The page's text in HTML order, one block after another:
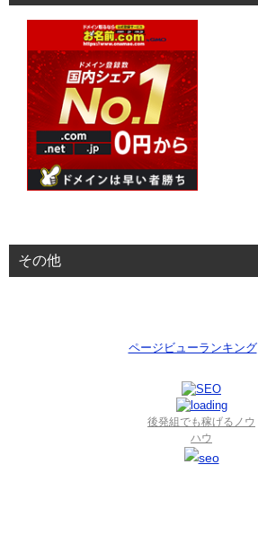
その他
ページビューランキング
後発組でも稼げるノウ
ハウ